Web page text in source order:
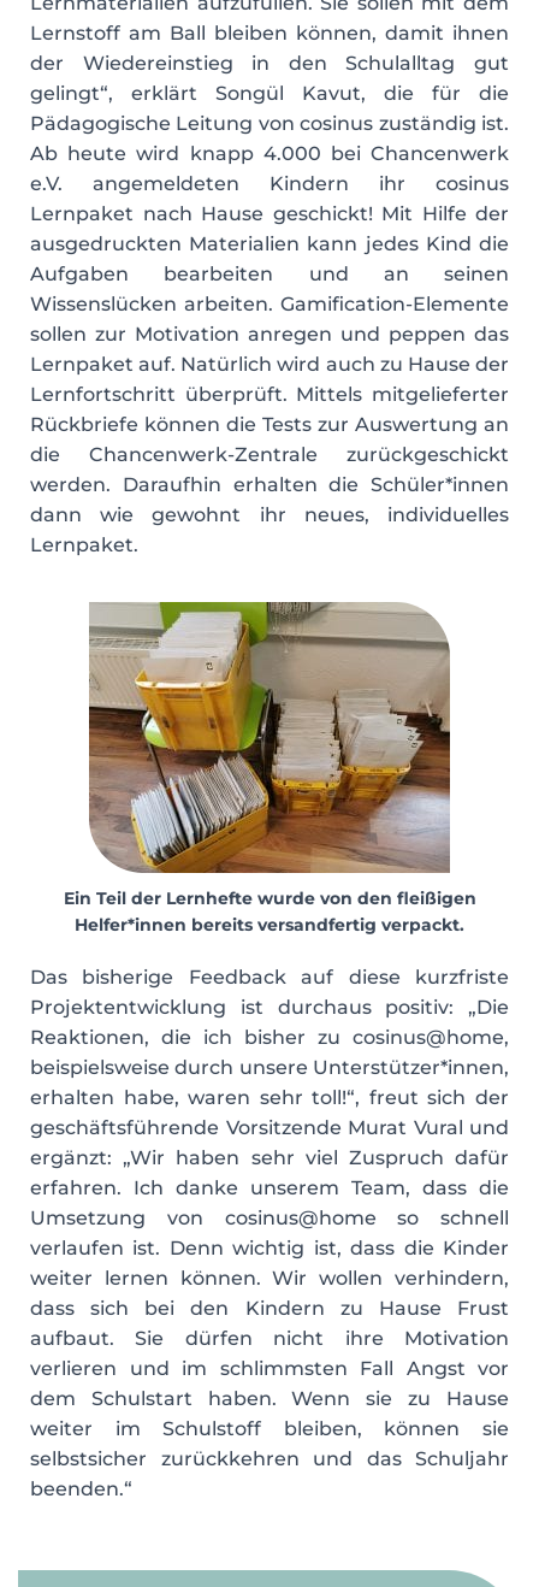
Lernstoff am Ball bleiben können, damit ihnen
der Wiedereinstieg in den Schulalltag gut
gelingt“, erklärt Songül Kavut, die für die
Pädagogische Leitung von cosinus zuständig ist.
Ab heute wird knapp 4.000 bei Chancenwerk
e.V. angemeldeten Kindern ihr cosinus
Lernpaket nach Hause geschickt! Mit Hilfe der
ausgedruckten Materialien kann jedes Kind die
Aufgaben bearbeiten und an seinen
Wissenslücken arbeiten. Gamification-Elemente
sollen zur Motivation anregen und peppen das
Lernpaket auf. Natürlich wird auch zu Hause der
Lernfortschritt überprüft. Mittels mitgelieferter
Rückbriefe können die Tests zur Auswertung an
die Chancenwerk-Zentrale zurückgeschickt
werden. Daraufhin erhalten die Schüler*innen
dann wie gewohnt ihr neues, individuelles
Lernpaket.
Ein Teil der Lernhefte wurde von den fleißigen
Helfer*innen bereits versandfertig verpackt.
Das bisherige Feedback auf diese kurzfriste
Projektentwicklung ist durchaus positiv: „Die
Reaktionen, die ich bisher zu cosinus@home,
beispielsweise durch unsere Unterstützer*innen,
erhalten habe, waren sehr toll!“, freut sich der
geschäftsführende Vorsitzende Murat Vural und
ergänzt: „Wir haben sehr viel Zuspruch dafür
erfahren. Ich danke unserem Team, dass die
Umsetzung von cosinus@home so schnell
verlaufen ist. Denn wichtig ist, dass die Kinder
weiter lernen können. Wir wollen verhindern,
dass sich bei den Kindern zu Hause Frust
aufbaut. Sie dürfen nicht ihre Motivation
verlieren und im schlimmsten Fall Angst vor
dem Schulstart haben. Wenn sie zu Hause
weiter im Schulstoff bleiben, können sie
selbstsicher zurückkehren und das Schuljahr
beenden.“